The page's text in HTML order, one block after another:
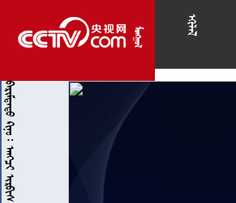
